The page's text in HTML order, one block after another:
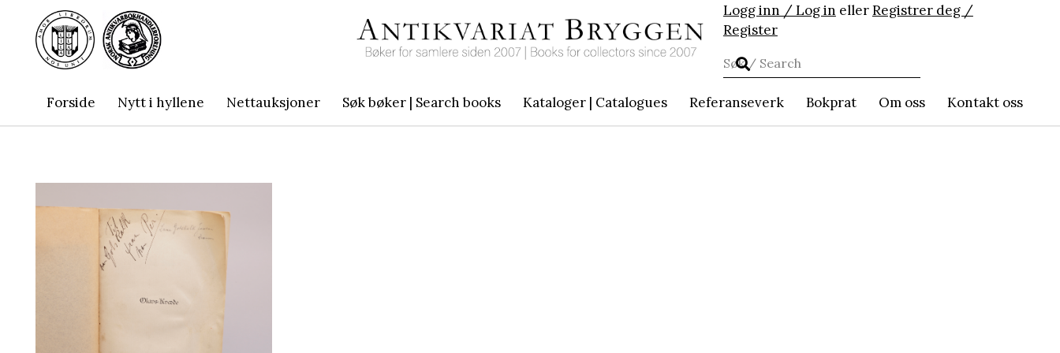
Logg inn / Log in ellerRegistrer deg /
Register
Forside Nytt i hyllene Nettauksjoner Søk bøker | Search books Kataloger | Catalogues Referanseverk Bokprat Om oss Kontakt oss